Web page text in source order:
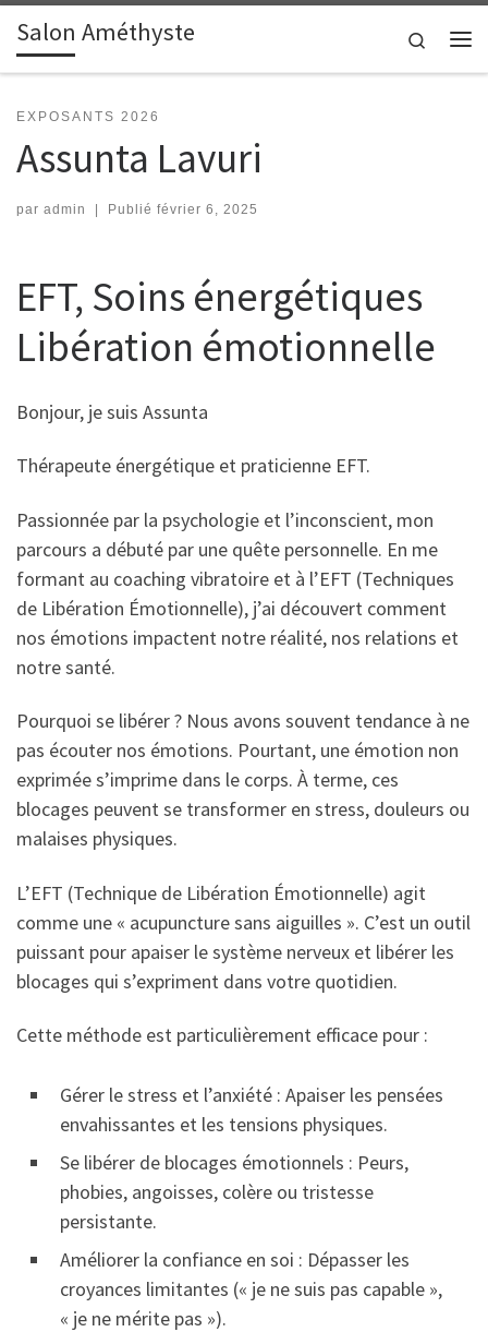
Passer au contenu
Salon Améthyste
Search
EXPOSANTS 2026
Assunta Lavuri
par admin Publié février 6, 2025
EFT, Soins énergétiques
Libération émotionnelle
Bonjour, je suis Assunta
Thérapeute énergétique et praticienne EFT.
Passionnée par la psychologie et l’inconscient, mon
parcours a débuté par une quête personnelle. En me
formant au coaching vibratoire et à l’EFT (Techniques
de Libération Émotionnelle), j’ai découvert comment
nos émotions impactent notre réalité, nos relations et
notre santé.
Pourquoi se libérer ? Nous avons souvent tendance à ne
pas écouter nos émotions. Pourtant, une émotion non
exprimée s’imprime dans le corps. À terme, ces
blocages peuvent se transformer en stress, douleurs ou
malaises physiques.
L’EFT (Technique de Libération Émotionnelle) agit
comme une « acupuncture sans aiguilles ». C’est un outil
puissant pour apaiser le système nerveux et libérer les
blocages qui s’expriment dans votre quotidien.
Cette méthode est particulièrement efficace pour :
Gérer le stress et l’anxiété : Apaiser les pensées
envahissantes et les tensions physiques.
Se libérer de blocages émotionnels : Peurs,
phobies, angoisses, colère ou tristesse
persistante.
Améliorer la confiance en soi : Dépasser les
croyances limitantes (« je ne suis pas capable »,
« je ne mérite pas »).